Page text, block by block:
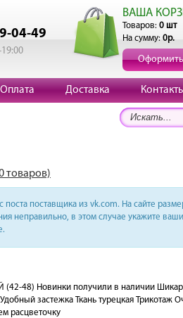
04-49
ВАША
Товаров: 0 шт
На сумму: 0р.
Оформить
Оплата Доставка
товаров)
поставщика из vk.com. На сайте
неправильно, в этом случае укажите
(42-48) Новинки получили в наличии
застежка Ткань турецкая Трикотаж
расцветочку